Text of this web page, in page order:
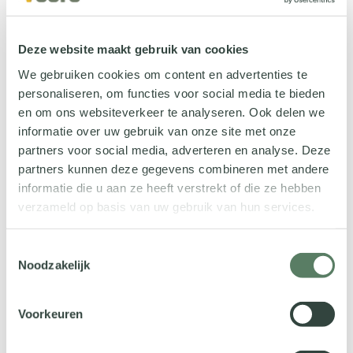
Deze website maakt gebruik van cookies
We gebruiken cookies om content en advertenties te
personaliseren, om functies voor social media te bieden
en om ons websiteverkeer te analyseren. Ook delen we
informatie over uw gebruik van onze site met onze
partners voor social media, adverteren en analyse. Deze
partners kunnen deze gegevens combineren met andere
informatie die u aan ze heeft verstrekt of die ze hebben
verzameld op basis van uw gebruik van hun services.
Noodzakelijk
Voorkeuren
nieuws
Innovatie in de zorg: Wat als
het niet gaat om de techniek?